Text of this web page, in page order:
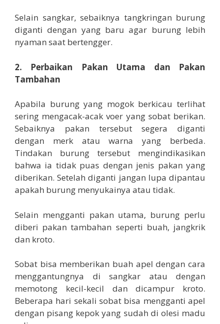
Selain sangkar, sebaiknya tangkringan burung
diganti dengan yang baru agar burung lebih
nyaman saat bertengger.
2. Perbaikan Pakan Utama dan Pakan
Tambahan
Apabila burung yang mogok berkicau terlihat
sering mengacak-acak voer yang sobat berikan.
Sebaiknya pakan tersebut segera diganti
dengan merk atau warna yang berbeda.
Tindakan burung tersebut mengindikasikan
bahwa ia tidak puas dengan jenis pakan yang
diberikan. Setelah diganti jangan lupa dipantau
apakah burung menyukainya atau tidak.
Selain mengganti pakan utama, burung perlu
diberi pakan tambahan seperti buah, jangkrik
dan kroto.
Sobat bisa memberikan buah apel dengan cara
menggantungnya di sangkar atau dengan
memotong kecil-kecil dan dicampur kroto.
Beberapa hari sekali sobat bisa mengganti apel
dengan pisang kepok yang sudah di olesi madu